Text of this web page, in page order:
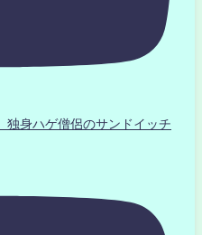
身ハゲ僧侶のサンドイッチ